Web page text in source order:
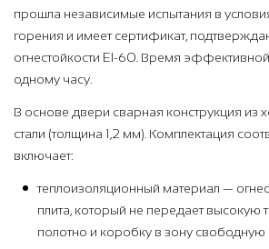
прошла независимые испытания в
горения и имеет сертификат,
огнестойкости EI-60. Время
одному часу.
В основе двери сварная конструкция из
стали (толщина 1,2 мм). Комплектация
включает:
теплоизоляционный материал —
плита, который не передает высокую
полотно и коробку в зону